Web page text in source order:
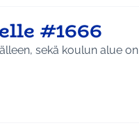
#1666
sekä koulun alue on